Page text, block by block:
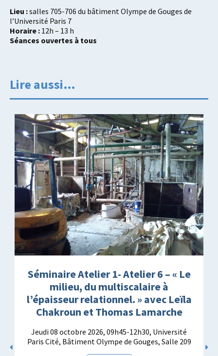
Lieu :salles 705-706 du bâtiment Olympe de Gouges de
l’Université Paris 7
Horaire : 12h – 13 h
Séances ouvertes à tous
Lire aussi…
Séminaire Atelier 1- Atelier 6 – « Le
milieu, du multiscalaire à
l’épaisseur relationnel. » avec Leïla
Chakroun et Thomas Lamarche
Jeudi 08 octobre 2026, 09h45-12h30, Université
Paris Cité, Bâtiment Olympe de Gouges, Salle 209